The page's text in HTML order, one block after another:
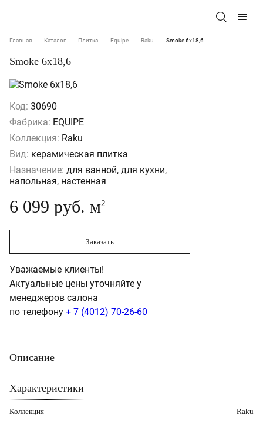
Главная Каталог Плитка Equipe Raku Smoke 6x18,6
Smoke 6x18,6
Код: 30690
Фабрика: EQUIPE
Коллекция: Raku
Вид: керамическая плитка
Назначение: для ванной, для кухни,
напольная, настенная
6 099 руб. м2
Заказать
Уважаемые клиенты!
Актуальные цены уточняйте у
менеджеров салона
по телефону + 7 (4012) 70-26-60
Описание
Характеристики
Коллекция Raku